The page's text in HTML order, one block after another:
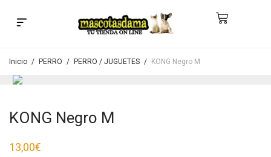
Inicio / PERRO / PERRO / JUGUETES / KONG Negro M
KONG Negro M
13,00€